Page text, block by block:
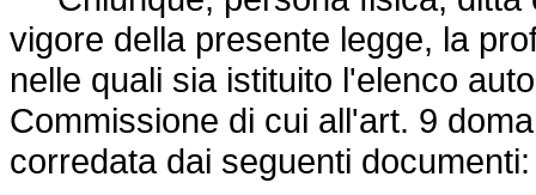
vigore della presente legge, la
nelle quali sia istituito l'elenco
Commissione di cui all'art. 9
corredata dai seguenti documenti: